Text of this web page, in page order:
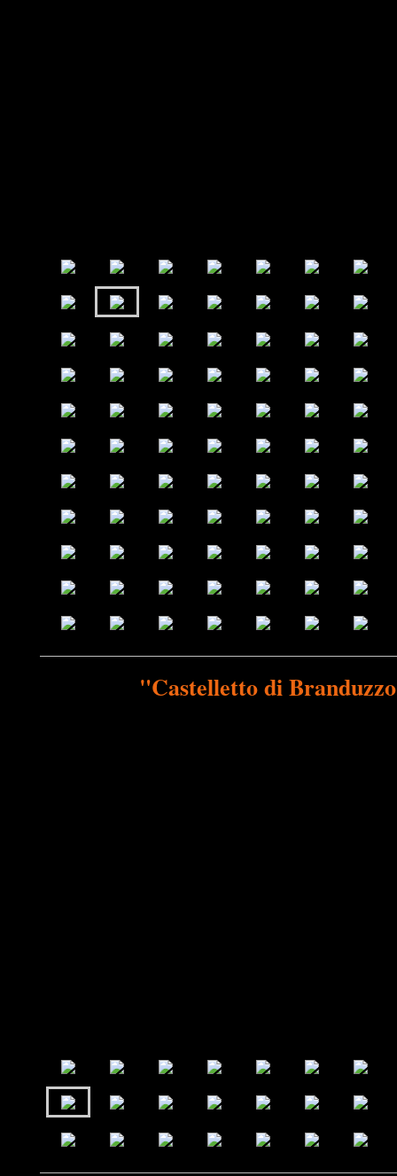
"Castelletto di